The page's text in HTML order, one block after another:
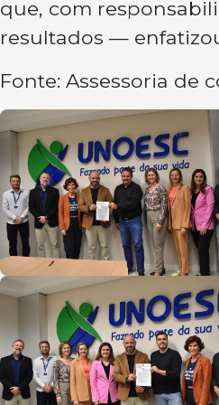
que, com
resultados —
Fonte: Assessoria de